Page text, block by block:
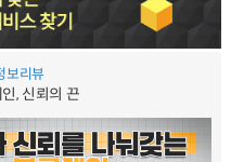
보리뷰
, 신뢰의 끈